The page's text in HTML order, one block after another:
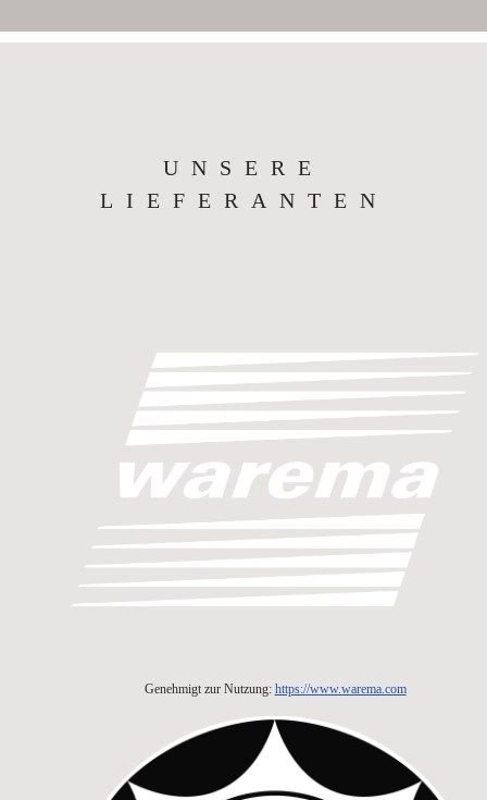
UNSERE
LIEFERANTEN
Genehmigt zur Nutzung: https://www.warema.com